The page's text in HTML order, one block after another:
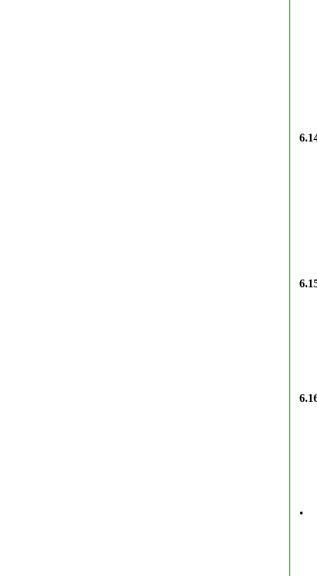
•